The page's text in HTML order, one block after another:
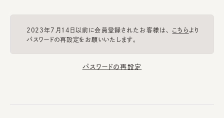
2023年7月14日以前に会員登録されたお客様は、 こちらより
パスワードの再設定をお願いいたします。
パスワードの再設定